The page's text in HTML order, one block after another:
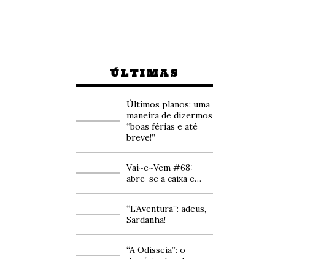
ÚLTIMAS
Últimos planos: uma
maneira de dizermos
“boas férias e até
breve!”
Vai~e~Vem #68:
abre-se a caixa e…
“L’Aventura”: adeus,
Sardanha!
“A Odisseia”: o